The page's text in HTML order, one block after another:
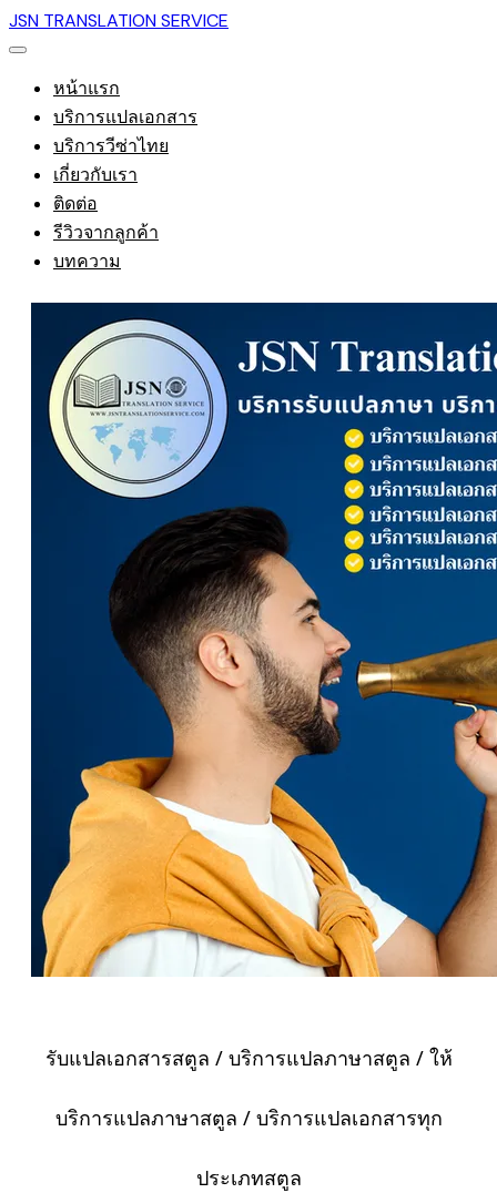
JSN TRANSLATION SERVICE
หน้าแรก
บริการแปลเอกสาร
บริการวีซ่าไทย
เกี่ยวกับเรา
ติดต่อ
รีวิวจากลูกค้า
บทความ
รับแปลเอกสารสตูล / บริการแปลภาษาสตูล / ให้
บริการแปลภาษาสตูล / บริการแปลเอกสารทุก
ประเภทสตูล